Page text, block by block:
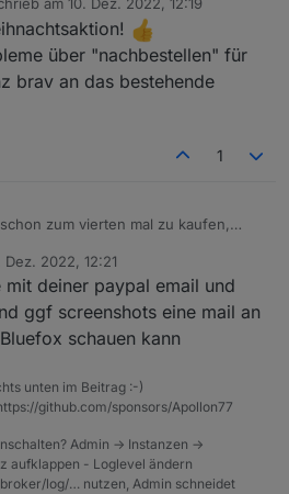
editiert von
über "nachbestellen" für
brav an das bestehende
1
zum vierten mal zu kaufen,
im Paypal Konto? Mein
läuft bis zum 10.11.2023.
Dez. 2022, 12:21
von
mit deiner paypal email und
ggf screenshots eine mail an
schauen kann
unten im Beitrag :-)
github.com/sponsors/Apollon77
Admin -> Instanzen ->
aufklappen - Loglevel ändern
log/… nutzen, Admin schneidet